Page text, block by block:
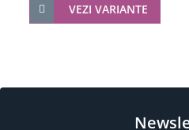
VEZI VARIANTE